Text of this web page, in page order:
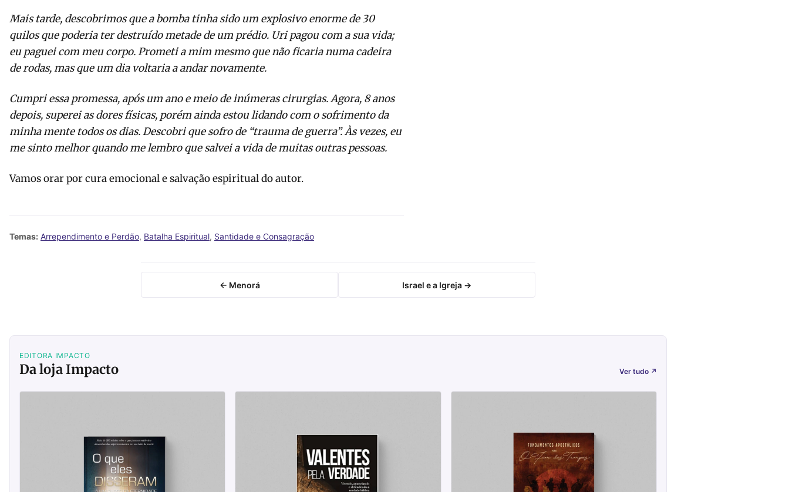
Mais tarde, descobrimos que a bomba tinha sido um explosivo enorme de 30
quilos que poderia ter destruído metade de um prédio. Uri pagou com a sua vida;
eu paguei com meu corpo. Prometi a mim mesmo que não ficaria numa cadeira
de rodas, mas que um dia voltaria a andar novamente.
Cumpri essa promessa, após um ano e meio de inúmeras cirurgias. Agora, 8 anos
depois, superei as dores físicas, porém ainda estou lidando com o sofrimento da
minha mente todos os dias. Descobri que sofro de “trauma de guerra”. Às vezes, eu
me sinto melhor quando me lembro que salvei a vida de muitas outras pessoas.
Vamos orar por cura emocional e salvação espiritual do autor.
Temas: Arrependimento e Perdão, Batalha Espiritual, Santidade e Consagração
← Menorá Israel e a Igreja →
EDITORA IMPACTO
Da loja Impacto Ver tudo ↗